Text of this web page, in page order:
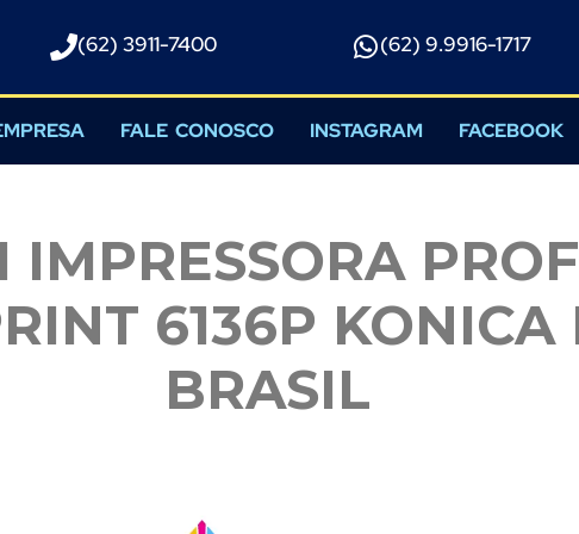
(62) 3911-7400 (62) 9.9916-1717​
FALE CONOSCO INSTAGRAM FACEBOOK
IMPRESSORA
6136P KONICA
BRASIL